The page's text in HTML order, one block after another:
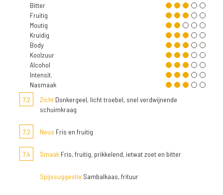
Bitter
Fruitig
Moutig
Kruidig
Body
Koolzuur
Alcohol
Intensit.
Nasmaak
7,2
Zicht Donkergeel, licht troebel, snel verdwijnende
schuimkraag
7,2 Neus Fris en fruitig
7,4 Smaak Fris, fruitig, prikkelend, ietwat zoet en bitter
Spijssuggestie Sambalkaas, frituur